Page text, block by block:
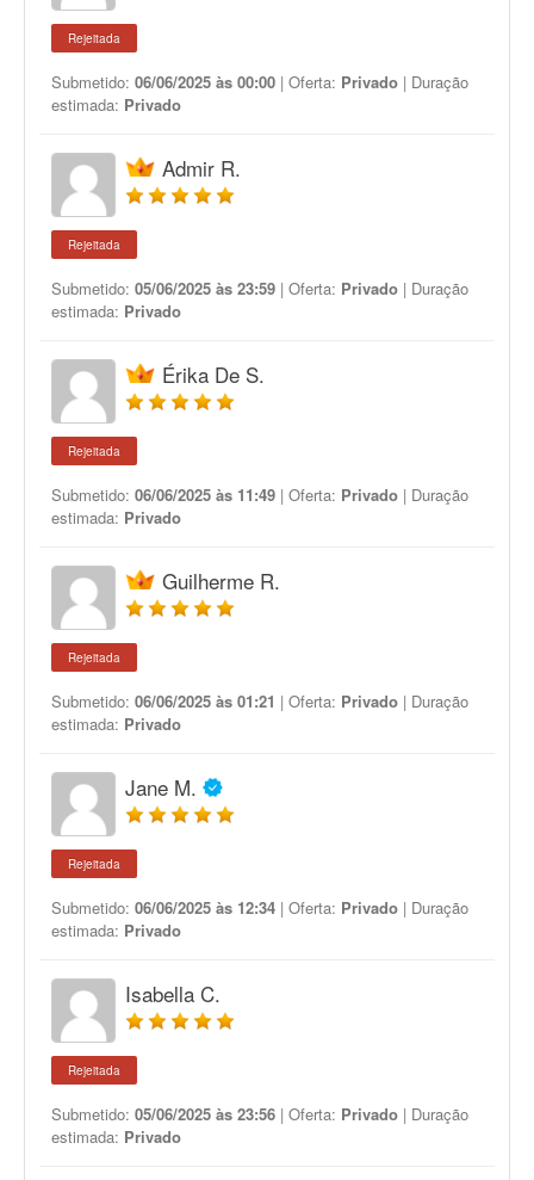
Rejeitada
Submetido: 06/06/2025 às 00:00 | Oferta: Privado | Duração
estimada: Privado
Admir R.
Rejeitada
Submetido: 05/06/2025 às 23:59 | Oferta: Privado | Duração
estimada: Privado
Érika De S.
Rejeitada
Submetido: 06/06/2025 às 11:49 | Oferta: Privado | Duração
estimada: Privado
Guilherme R.
Rejeitada
Submetido: 06/06/2025 às 01:21 | Oferta: Privado | Duração
estimada: Privado
Jane M.
Rejeitada
Submetido: 06/06/2025 às 12:34 | Oferta: Privado | Duração
estimada: Privado
Isabella C.
Rejeitada
Submetido: 05/06/2025 às 23:56 | Oferta: Privado | Duração
estimada: Privado